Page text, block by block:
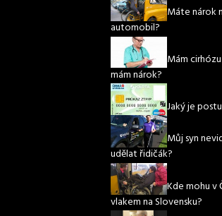
Máte nárok
automobil?
Mám
mám nárok?
Jaký je
Můj syn
udělat řidičák?
Kde mohu v
vlakem na Slovensku?